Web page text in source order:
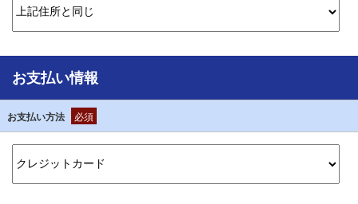
お支払い情報
お支払い方法 必須